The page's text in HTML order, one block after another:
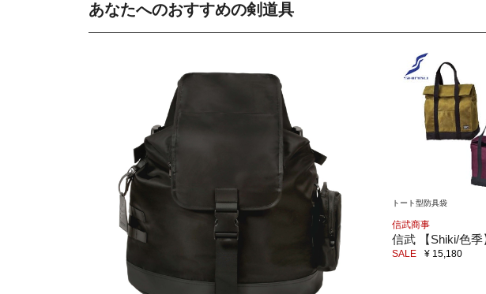
あなたへのおすすめの剣道具
トート型防具袋
信武商事
信武 【Shiki/色
SALE ¥ 15,180